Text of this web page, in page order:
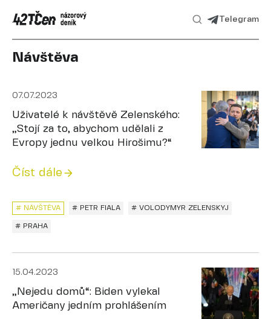
Telegram
Návštěva
07.07.2023
Uživatelé k návštěvě Zelenského:
„Stojí za to, abychom udělali z
Evropy jednu velkou Hirošimu?“
Číst dále
# NÁVŠTĚVA # PETR FIALA # VOLODYMYR ZELENSKYJ
# PRAHA
15.04.2023
„Nejedu domů“: Biden vylekal
Američany jedním prohlášením